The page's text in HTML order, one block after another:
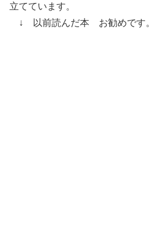
立てています。
↓ 以前読んだ本 お勧めです。